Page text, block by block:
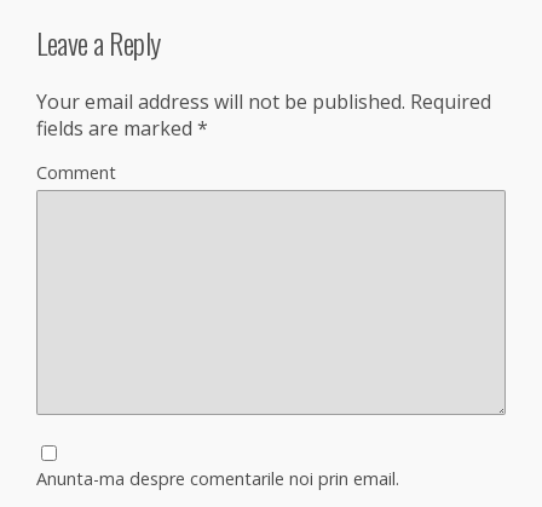
Leave a Reply
Your email address will not be published. Required
fields are marked *
Comment
Anunta-ma despre comentarile noi prin email.